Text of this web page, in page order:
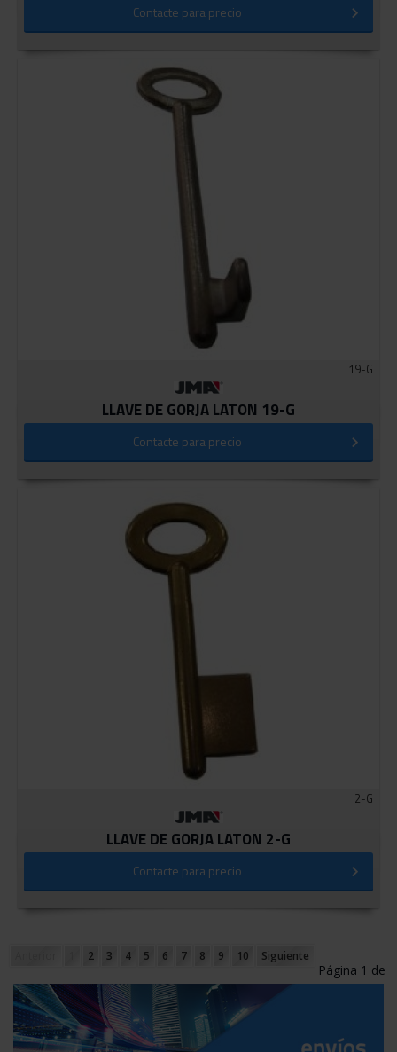
Contacte para precio
19-G
LLAVE DE GORJA LATON 19-G
Contacte para precio
2-G
LLAVE DE GORJA LATON 2-G
Contacte para precio
2 3 4 5 6 7 8 9 10 Siguiente
Página 1 de
19